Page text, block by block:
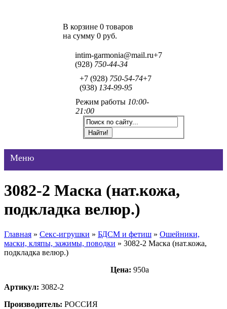
В корзине 0 товаров
на сумму 0 руб.
intim-garmonia@mail.ru+7
(928) 750-44-34
+7 (928) 750-54-74+7
(938) 134-99-95
Режим работы 10:00-
21:00
Меню
3082-2 Маска (нат.кожа,
подкладка велюр.)
Главная » Секс-игрушки » БДСМ и фетиш » Ошейники,
маски, кляпы, зажимы, поводки » 3082-2 Маска (нат.кожа,
подкладка велюр.)
Цена: 950a
Артикул: 3082-2
Производитель: РОССИЯ